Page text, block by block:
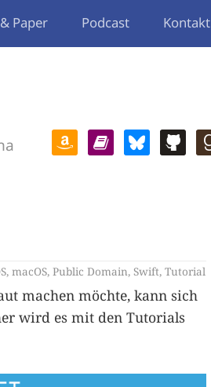
Paper Podcast Kontakt
, macOS, Public Domain, Swift, Tutorial
machen möchte, kann sich
wird es mit den Tutorials